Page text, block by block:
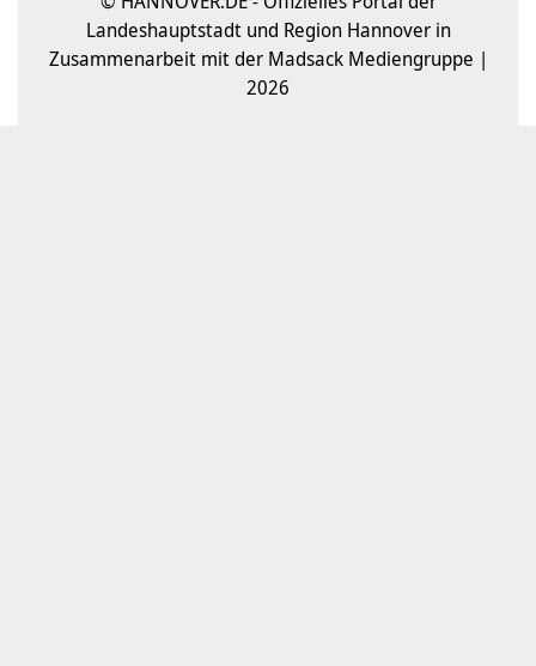
Landeshauptstadt und Region Hannover in
Zusammenarbeit mit der Madsack Mediengruppe |
2026